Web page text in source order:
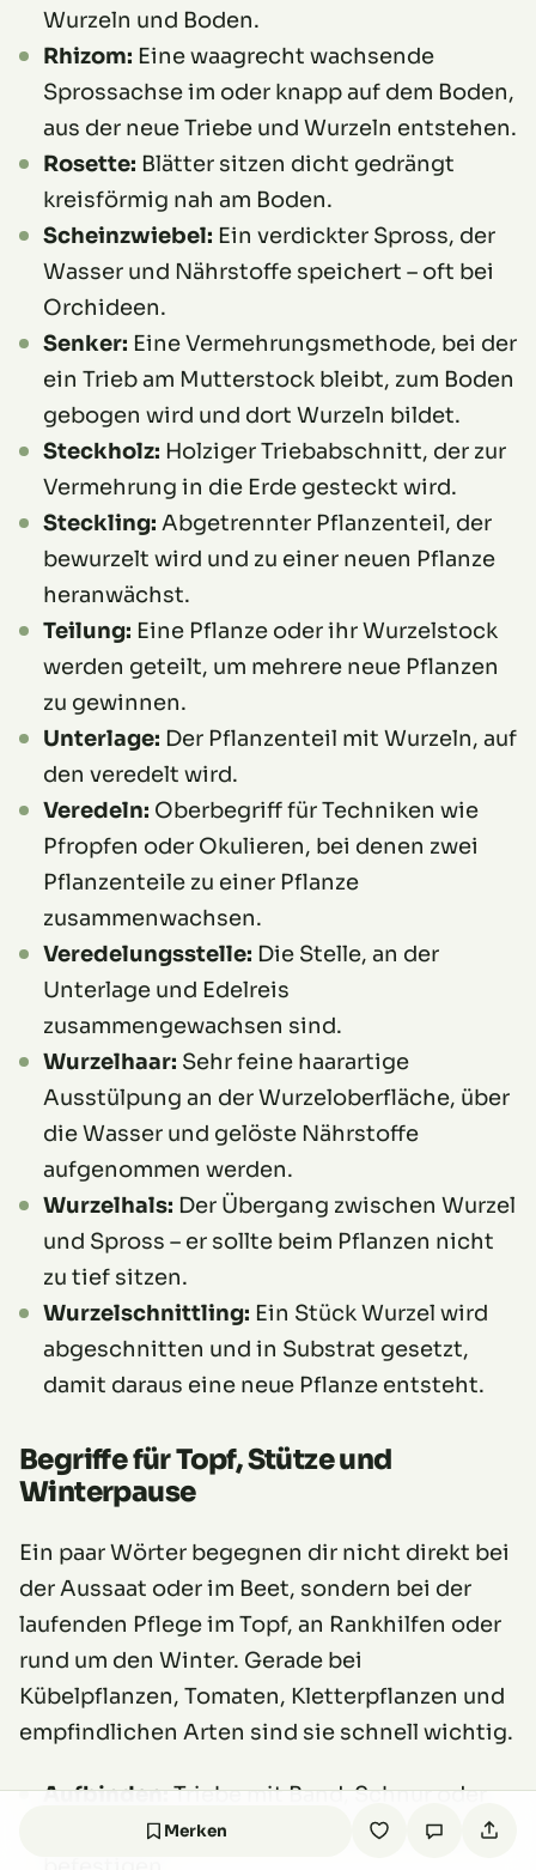
Wurzeln und Boden.
Rhizom: Eine waagrecht wachsende
Sprossachse im oder knapp auf dem Boden,
aus der neue Triebe und Wurzeln entstehen.
Rosette: Blätter sitzen dicht gedrängt
kreisförmig nah am Boden.
Scheinzwiebel: Ein verdickter Spross, der
Wasser und Nährstoffe speichert – oft bei
Orchideen.
Senker: Eine Vermehrungsmethode, bei der
ein Trieb am Mutterstock bleibt, zum Boden
gebogen wird und dort Wurzeln bildet.
Steckholz: Holziger Triebabschnitt, der zur
Vermehrung in die Erde gesteckt wird.
Steckling: Abgetrennter Pflanzenteil, der
bewurzelt wird und zu einer neuen Pflanze
heranwächst.
Teilung: Eine Pflanze oder ihr Wurzelstock
werden geteilt, um mehrere neue Pflanzen
zu gewinnen.
Unterlage: Der Pflanzenteil mit Wurzeln, auf
den veredelt wird.
Veredeln: Oberbegriff für Techniken wie
Pfropfen oder Okulieren, bei denen zwei
Pflanzenteile zu einer Pflanze
zusammenwachsen.
Veredelungsstelle: Die Stelle, an der
Unterlage und Edelreis
zusammengewachsen sind.
Wurzelhaar: Sehr feine haarartige
Ausstülpung an der Wurzeloberfläche, über
die Wasser und gelöste Nährstoffe
aufgenommen werden.
Wurzelhals: Der Übergang zwischen Wurzel
und Spross – er sollte beim Pflanzen nicht
zu tief sitzen.
Wurzelschnittling: Ein Stück Wurzel wird
abgeschnitten und in Substrat gesetzt,
damit daraus eine neue Pflanze entsteht.
Begriffe für Topf, Stütze und
Winterpause
Ein paar Wörter begegnen dir nicht direkt bei
der Aussaat oder im Beet, sondern bei der
laufenden Pflege im Topf, an Rankhilfen oder
rund um den Winter. Gerade bei
Kübelpflanzen, Tomaten, Kletterpflanzen und
empfindlichen Arten sind sie schnell wichtig.
Aufbinden:Triebe mit Band, Schnur oder
Klammer an Stäben, Gittern oder Drähten
Merken